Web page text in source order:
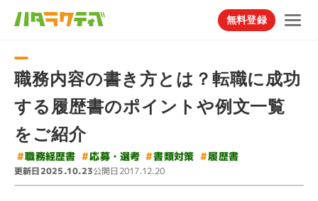
無料登録
職務内容の書き方とは？転職に成功
する履歴書のポイントや例文一覧
をご紹介
#職務経歴書 #応募・選考 #書類対策 #履歴書
更新日2025.10.23公開日2017.12.20